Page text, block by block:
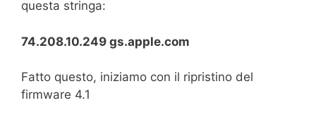
questa stringa:
74.208.10.249 gs.apple.com
Fatto questo, iniziamo con il ripristino del
firmware 4.1